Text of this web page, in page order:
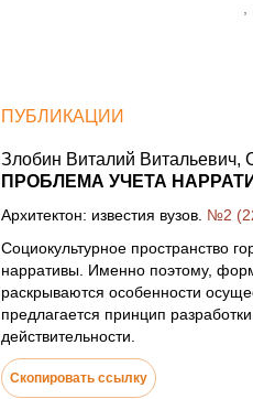
ПУБЛИКАЦИИ
Злобин Виталий Витальевич,
ПРОБЛЕМА УЧЕТА
Архитектон: известия вузов. №2
Социокультурное пространство
нарративы. Именно поэтому,
раскрываются особенности
предлагается принцип
действительности.
Скопировать ссылку